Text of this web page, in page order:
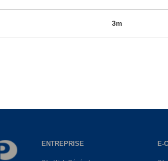
3m
ENTREPRISE E-